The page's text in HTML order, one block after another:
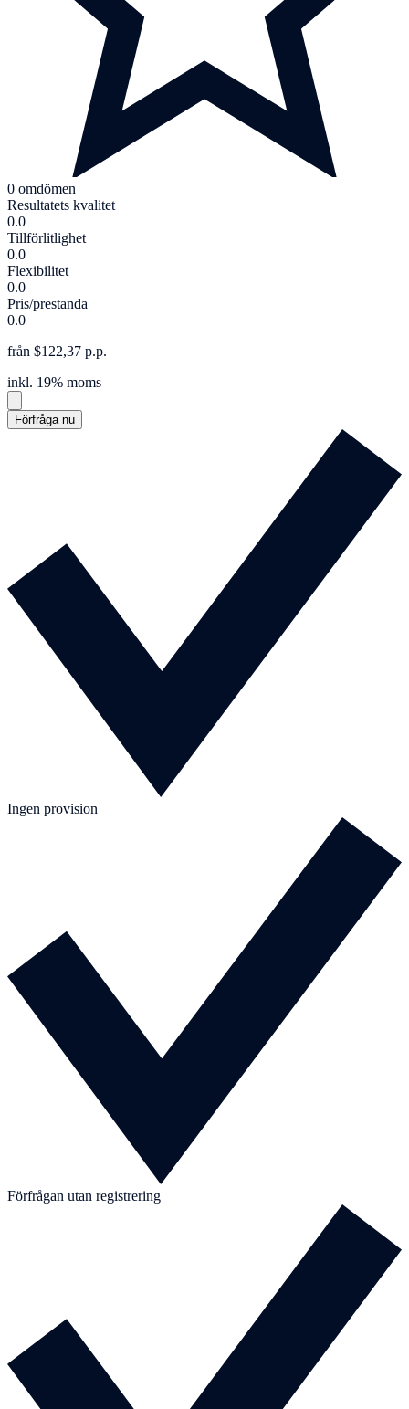
0 omdömen
Resultatets kvalitet
0.0
Tillförlitlighet
0.0
Flexibilitet
0.0
Pris/prestanda
0.0
från $122,37 p.p.
inkl. 19% moms
Förfråga nu
Ingen provision
Förfrågan utan registrering